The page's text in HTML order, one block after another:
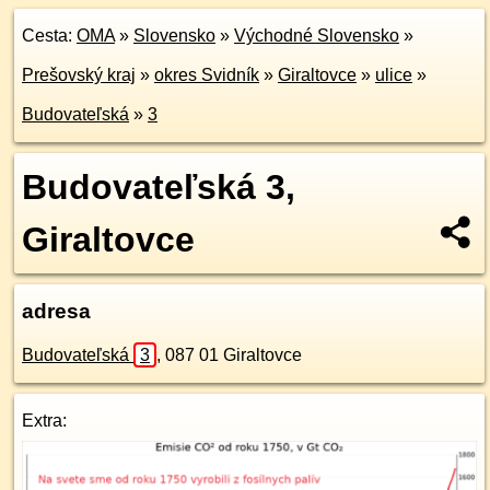
Cesta: OMA» Slovensko » Východné Slovensko »
Prešovský kraj » okres Svidník » Giraltovce » ulice »
Budovateľská » 3
Budovateľská 3,
Giraltovce
adresa
Budovateľská 3 , 087 01 Giraltovce
Extra: